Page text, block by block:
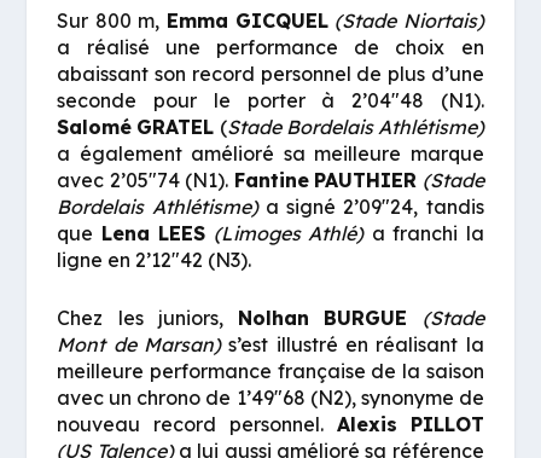
Sur 800 m, Emma GICQUEL (Stade Niortais)
a réalisé une performance de choix en
abaissant son record personnel de plus d’une
seconde pour le porter à 2’04″48 (N1).
Salomé GRATEL (Stade Bordelais Athlétisme)
a également amélioré sa meilleure marque
avec 2’05″74 (N1). Fantine PAUTHIER (Stade
Bordelais Athlétisme)a signé 2’09″24, tandis
que Lena LEES (Limoges Athlé)a franchi la
ligne en 2’12″42 (N3).
Chez les juniors, Nolhan BURGUE
(Stade
Mont de Marsan)s’est illustré en réalisant la
meilleure performance française de la saison
avec un chrono de 1’49″68 (N2), synonyme de
nouveau record personnel. Alexis
PILLOT
(US Talence)a lui aussi amélioré sa référence